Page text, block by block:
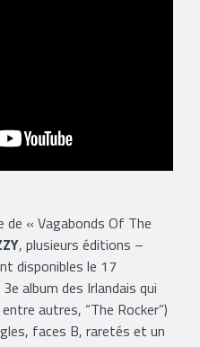
de « Vagabonds Of The
, plusieurs éditions –
disponibles le 17
album des Irlandais qui
autres, “The Rocker”)
faces B, raretés et un